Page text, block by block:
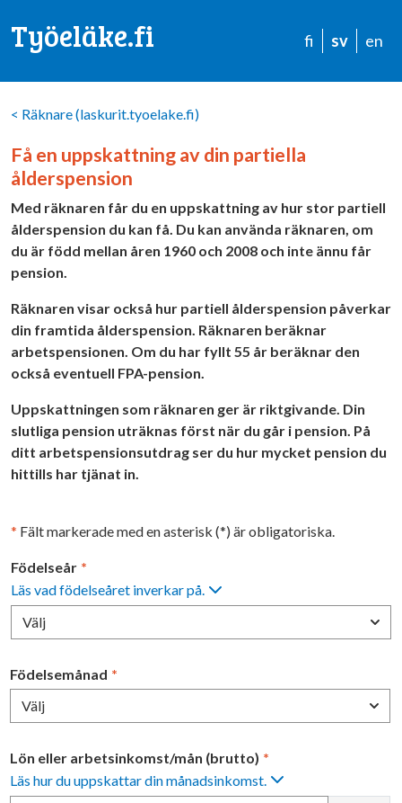
Työeläke.fi fi sv en
< Räknare (laskurit.tyoelake.fi)
Få en uppskattning av din partiella
ålderspension
Med räknaren får du en uppskattning av hur stor partiell
ålderspension du kan få. Du kan använda räknaren, om
du är född mellan åren 1960 och 2008 och inte ännu får
pension.
Räknaren visar också hur partiell ålderspension påverkar
din framtida ålderspension. Räknaren beräknar
arbetspensionen. Om du har fyllt 55 år beräknar den
också eventuell FPA-pension.
Uppskattningen som räknaren ger är riktgivande. Din
slutliga pension uträknas först när du går i pension. På
ditt arbetspensionsutdrag ser du hur mycket pension du
hittills har tjänat in.
* Fält markerade med en asterisk (*) är obligatoriska.
Födelseår *
Läs vad födelseåret inverkar på.
Välj
Födelsemånad *
Välj
Lön eller arbetsinkomst/mån (brutto) *
Läs hur du uppskattar din månadsinkomst.